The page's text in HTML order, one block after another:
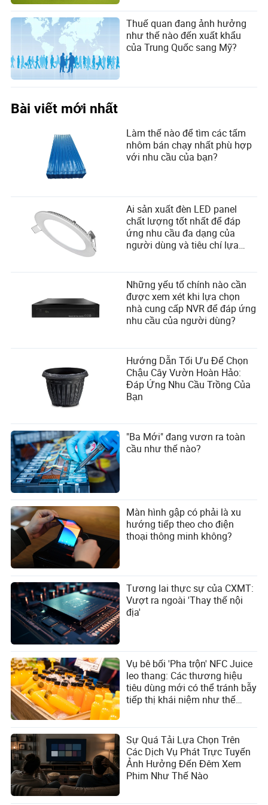
nghiệp có thể đối mặt với một cuộc tính toán thuế quan
mới trong vòng vài tháng.
China Briefing
China Briefing là một trong năm ấn phẩm khu vực của
Asia Briefing, được hỗ trợ bởi Dezan Shira &
Associates, công ty đã hỗ trợ các nhà đầu tư nước
ngoài vào Trung Quốc từ năm 1992 thông qua các
Đảo, Thượng Hải, Hàng Châu, Ninh Ba, Tô Châu,
Quảng Châu, Hải Khẩu, Trung Sơn, Thâm Quyến và
Hồng Kông. Để được hỗ trợ tại Trung Quốc và toàn
châu Á, vui lòng liên hệ với công ty qua email
china@dezshira.com
hoặc truy cập trang web của họ
Thuế quan đang ảnh hưởng
như thế nào đến xuất khẩu
của Trung Quốc sang Mỹ?
Bài viết mới nhất
Làm thế nào để tìm các tấm
nhôm bán chạy nhất phù hợp
với nhu cầu của bạn?
Ai sản xuất đèn LED panel
chất lượng tốt nhất để đáp
ứng nhu cầu đa dạng của
người dùng và tiêu chí lựa
Những yếu tố chính nào cần
được xem xét khi lựa chọn
nhà cung cấp NVR để đáp ứng
nhu cầu của người dùng?
Hướng Dẫn Tối Ưu Để Chọn
Chậu Cây Vườn Hoàn Hảo:
Đáp Ứng Nhu Cầu Trồng Của
Bạn
"Ba Mới" đang vươn ra toàn
cầu như thế nào?
Màn hình gập có phải là xu
hướng tiếp theo cho điện
thoại thông minh không?
Tương lai thực sự của CXMT:
Vượt ra ngoài 'Thay thế nội
địa'
Vụ bê bối 'Pha trộn' NFC Juice
leo thang: Các thương hiệu
tiêu dùng mới có thể tránh bẫy
tiếp thị khái niệm như thế
Sự Quá Tải Lựa Chọn Trên
Các Dịch Vụ Phát Trực Tuyến
Ảnh Hưởng Đến Đêm Xem
Phim Như Thế Nào